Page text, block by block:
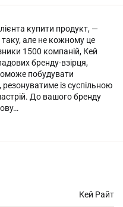
купити продукт, —
але не кожному це
1500 компаній, Кей
бренду-взірця,
побудувати
із суспільною
До вашого бренду
Кей Райт